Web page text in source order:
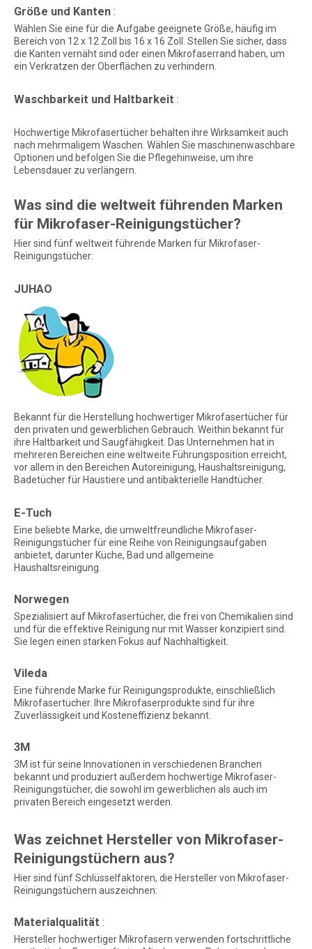
Größe und Kanten :
Wählen Sie eine für die Aufgabe geeignete Größe, häufig im
Bereich von 12 x 12 Zoll bis 16 x 16 Zoll. Stellen Sie sicher, dass
die Kanten vernäht sind oder einen Mikrofaserrand haben, um
ein Verkratzen der Oberflächen zu verhindern.
Waschbarkeit und Haltbarkeit :
Hochwertige Mikrofasertücher behalten ihre Wirksamkeit auch
nach mehrmaligem Waschen. Wählen Sie maschinenwaschbare
Optionen und befolgen Sie die Pflegehinweise, um ihre
Lebensdauer zu verlängern.
Was sind die weltweit führenden Marken
für Mikrofaser-Reinigungstücher?
Hier sind fünf weltweit führende Marken für Mikrofaser-
Reinigungstücher:
JUHAO
Bekannt für die Herstellung hochwertiger Mikrofasertücher für
den privaten und gewerblichen Gebrauch. Weithin bekannt für
ihre Haltbarkeit und Saugfähigkeit. Das Unternehmen hat in
mehreren Bereichen eine weltweite Führungsposition erreicht,
vor allem in den Bereichen Autoreinigung, Haushaltsreinigung,
Badetücher für Haustiere und antibakterielle Handtücher.
E-Tuch
Eine beliebte Marke, die umweltfreundliche Mikrofaser-
Reinigungstücher für eine Reihe von Reinigungsaufgaben
anbietet, darunter Küche, Bad und allgemeine
Haushaltsreinigung.
Norwegen
Spezialisiert auf Mikrofasertücher, die frei von Chemikalien sind
und für die effektive Reinigung nur mit Wasser konzipiert sind.
Sie legen einen starken Fokus auf Nachhaltigkeit.
Vileda
Eine führende Marke für Reinigungsprodukte, einschließlich
Mikrofasertücher. Ihre Mikrofaserprodukte sind für ihre
Zuverlässigkeit und Kosteneffizienz bekannt.
3M
3M ist für seine Innovationen in verschiedenen Branchen
bekannt und produziert außerdem hochwertige Mikrofaser-
Reinigungstücher, die sowohl im gewerblichen als auch im
privaten Bereich eingesetzt werden.
Was zeichnet Hersteller von Mikrofaser-
Reinigungstüchern aus?
Hier sind fünf Schlüsselfaktoren, die Hersteller von Mikrofaser-
Reinigungstüchern auszeichnen:
Materialqualität :
Hersteller hochwertiger Mikrofasern verwenden fortschrittliche